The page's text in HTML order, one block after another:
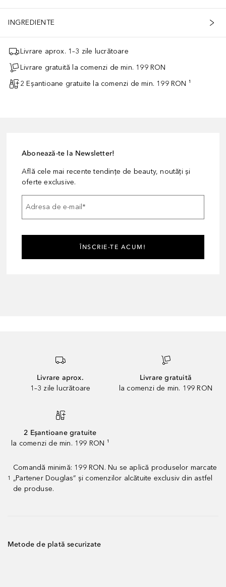
INGREDIENTE
Livrare aprox. 1–3 zile lucrătoare
Livrare gratuită la comenzi de min. 199 RON
2 Eșantioane gratuite la comenzi de min. 199 RON ¹
Abonează-te la Newsletter!
Află cele mai recente tendințe de beauty, noutăți și
oferte exclusive.
Adresa de e-mail*
ÎNSCRIE-TE ACUM!
Livrare aprox.
1–3 zile lucrătoare
Livrare gratuită
la comenzi de min. 199 RON
2 Eșantioane gratuite
la comenzi de min. 199 RON ¹
1
Comandă minimă: 199 RON. Nu se aplică produselor marcate
„Partener Douglas” și comenzilor alcătuite exclusiv din astfel
de produse.
Metode de plată securizate